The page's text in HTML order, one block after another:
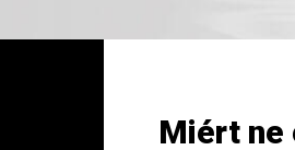
Miért ne